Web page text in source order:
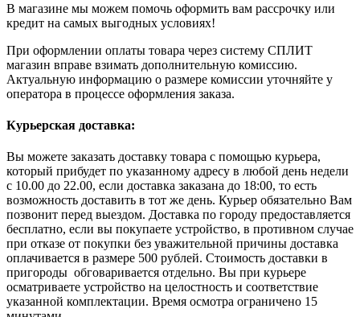
В магазине мы можем помочь оформить вам рассрочку или
кредит на самых выгодных условиях!
При оформлении оплаты товара через систему СПЛИТ
магазин вправе взимать дополнительную комиссию.
Актуальную информацию о размере комиссии уточняйте у
оператора в процессе оформления заказа.
Курьерская доставка:
Вы можете заказать доставку товара с помощью курьера,
который прибудет по указанному адресу в любой день недели
с 10.00 до 22.00, если доставка заказана до 18:00, то есть
возможность доставить в тот же день. Курьер обязательно Вам
позвонит перед выездом. Доставка по городу предоставляется
бесплатно, если вы покупаете устройство, в противном случае
при отказе от покупки без уважительной причины доставка
оплачивается в размере 500 рублей. Стоимость доставки в
пригороды обговаривается отдельно. Вы при курьере
осматриваете устройство на целостность и соответствие
указанной комплектации. Время осмотра ограничено 15